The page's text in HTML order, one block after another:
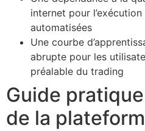
internet pour
automatisées
Une courbe
abrupte pour les
préalable du trading
Guide
de la